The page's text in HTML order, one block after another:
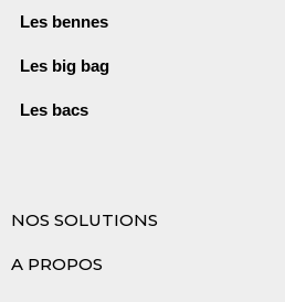
Les bennes
Les big bag
Les bacs
NOS SOLUTIONS
A PROPOS